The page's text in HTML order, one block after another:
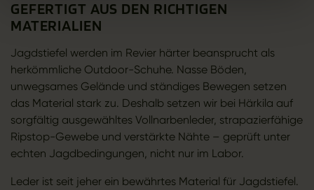
GEFERTIGT AUS DEN RICHTIGEN
MATERIALIEN
Jagdstiefel werden im Revier härter beansprucht als
herkömmliche Outdoor-Schuhe. Nasse Böden,
unwegsames Gelände und ständiges Bewegen setzen
das Material stark zu. Deshalb setzen wir bei Härkila auf
sorgfältig ausgewähltes Vollnarbenleder, strapazierfähige
Ripstop-Gewebe und verstärkte Nähte – geprüft unter
echten Jagdbedingungen, nicht nur im Labor.
Leder ist seit jeher ein bewährtes Material für Jagdstiefel.